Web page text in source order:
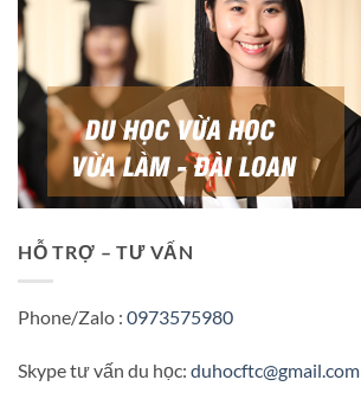
HỖ TRỢ – TƯ VẤN
Phone/Zalo : 0973575980
Skype tư vấn du học: duhocftc@gmail.com